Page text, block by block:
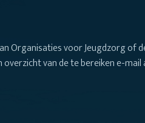
Organisaties voor Jeugdzorg of
van de te bereiken e-mail